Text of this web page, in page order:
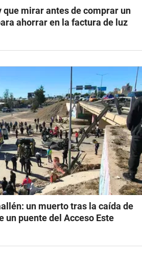
que mirar antes de comprar un
ahorrar en la factura de luz
un muerto tras la caída de
un puente del Acceso Este